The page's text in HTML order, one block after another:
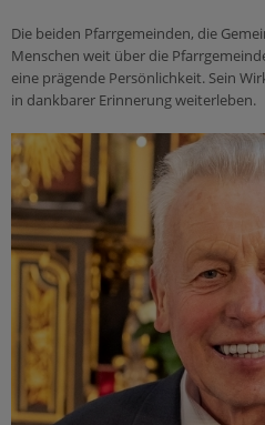
Sonntag
Orte & Worte
Dienste
Selige & Heilige
Glaube
Gott
Christentum für
Heiliger Geist
Maria
Gemeinschaft
Mobbing
Missbrauch & Gewalt
Prävention & Kinder/
Sekten &
Die beiden Pfarrgemeinden, die
Menschen weit über die
eine prägende Persönlichkeit. Sein
in dankbarer Erinnerung weiterleben.